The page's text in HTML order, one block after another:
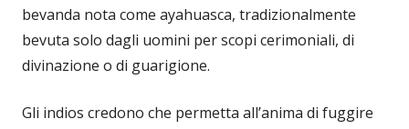
bevanda nota come ayahuasca, tradizionalmente
bevuta solo dagli uomini per scopi cerimoniali, di
divinazione o di guarigione.
Gli indios credono che permetta all’anima di fuggire